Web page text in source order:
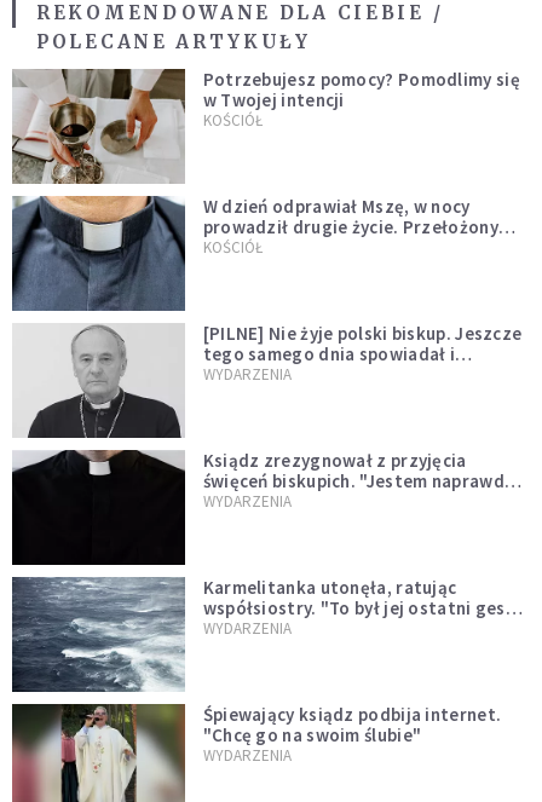
REKOMENDOWANE DLA CIEBIE /
POLECANE ARTYKUŁY
Potrzebujesz pomocy? Pomodlimy się
w Twojej intencji
KOŚCIÓŁ
W dzień odprawiał Mszę, w nocy
prowadził drugie życie. Przełożony
kazał mu opuścić zakon
KOŚCIÓŁ
[PILNE] Nie żyje polski biskup. Jeszcze
tego samego dnia spowiadał i
sprawował Mszę świętą
WYDARZENIA
Ksiądz zrezygnował z przyjęcia
święceń biskupich. "Jestem naprawdę
niegodny"
WYDARZENIA
Karmelitanka utonęła, ratując
współsiostry. "To był jej ostatni gest
miłości"
WYDARZENIA
Śpiewający ksiądz podbija internet.
"Chcę go na swoim ślubie"
WYDARZENIA